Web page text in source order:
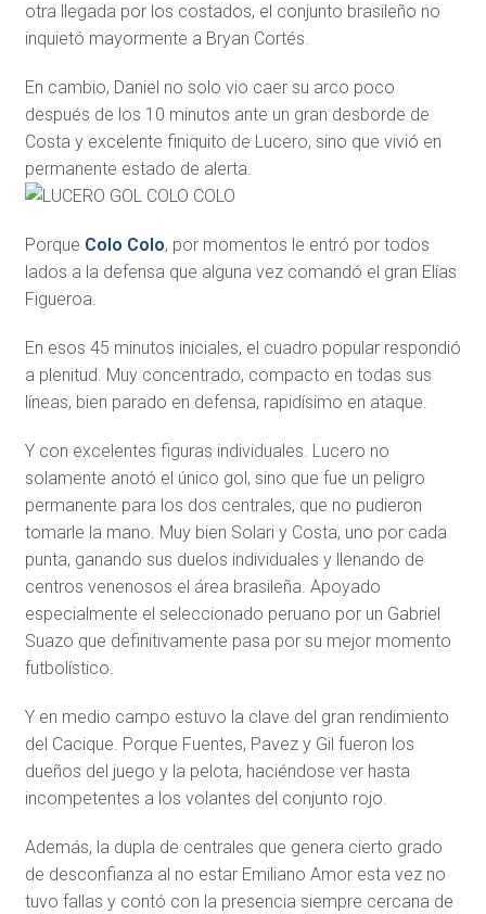
otra llegada por los costados, el conjunto brasileño no
inquietó mayormente a Bryan Cortés.
En cambio, Daniel no solo vio caer su arco poco
después de los 10 minutos ante un gran desborde de
Costa y excelente finiquito de Lucero, sino que vivió en
permanente estado de alerta.
Porque Colo Colo, por momentos le entró por todos
lados a la defensa que alguna vez comandó el gran Elías
Figueroa.
En esos 45 minutos iniciales, el cuadro popular respondió
a plenitud. Muy concentrado, compacto en todas sus
líneas, bien parado en defensa, rapidísimo en ataque.
Y con excelentes figuras individuales. Lucero no
solamente anotó el único gol, sino que fue un peligro
permanente para los dos centrales, que no pudieron
tomarle la mano. Muy bien Solari y Costa, uno por cada
punta, ganando sus duelos individuales y llenando de
centros venenosos el área brasileña. Apoyado
especialmente el seleccionado peruano por un Gabriel
Suazo que definitivamente pasa por su mejor momento
futbolístico.
Y en medio campo estuvo la clave del gran rendimiento
del Cacique. Porque Fuentes, Pavez y Gil fueron los
dueños del juego y la pelota, haciéndose ver hasta
incompetentes a los volantes del conjunto rojo.
Además, la dupla de centrales que genera cierto grado
de desconfianza al no estar Emiliano Amor esta vez no
tuvo fallas y contó con la presencia siempre cercana de